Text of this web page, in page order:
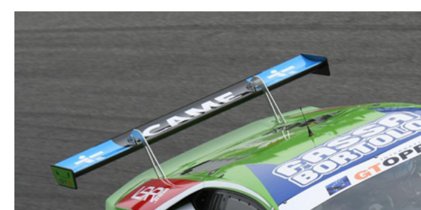
Sistema ISOLAMENTO TERMICO FASSATHERM® COLLANTI E RASANTI
A 96 RESPHIRA
Collante-rasante alleggerito, fibrato, con calce idraulica naturale NHL 3,5